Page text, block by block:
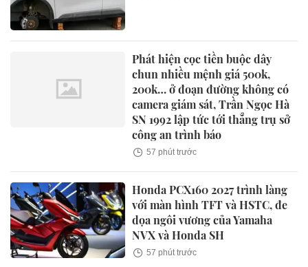
Phát hiện cọc tiền buộc dây
chun nhiều mệnh giá 500k,
200k… ở đoạn đường không có
camera giám sát, Trần Ngọc Hà
SN 1992 lập tức tới thẳng trụ sở
công an trình báo
57 phút trước
Honda PCX160 2027 trình làng
với màn hình TFT và HSTC, đe
dọa ngôi vương của Yamaha
NVX và Honda SH
57 phút trước